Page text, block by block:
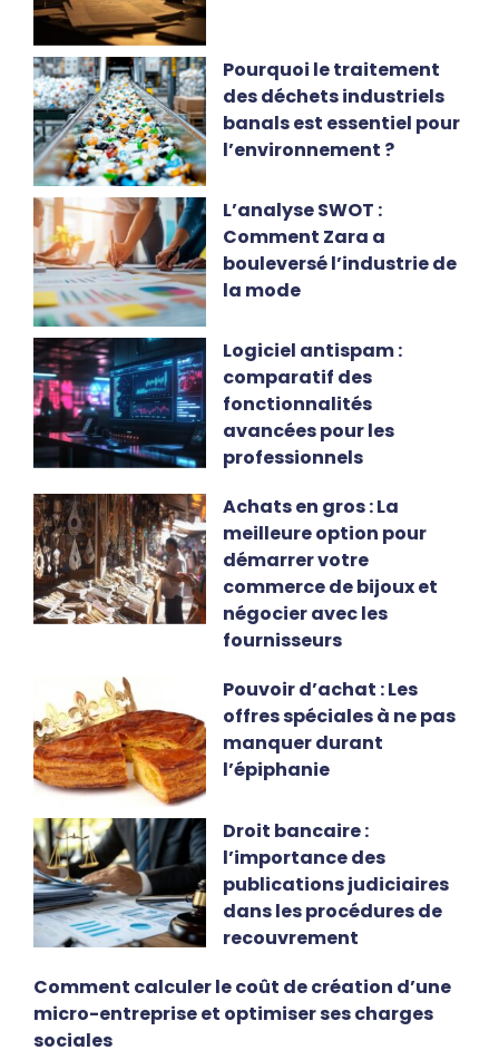
Pourquoi le traitement
des déchets industriels
banals est essentiel pour
l’environnement ?
L’analyse SWOT :
Comment Zara a
bouleversé l’industrie de
la mode
Logiciel antispam :
comparatif des
fonctionnalités
avancées pour les
professionnels
Achats en gros : La
meilleure option pour
démarrer votre
commerce de bijoux et
négocier avec les
fournisseurs
Pouvoir d’achat : Les
offres spéciales à ne pas
manquer durant
l’épiphanie
Droit bancaire :
l’importance des
publications judiciaires
dans les procédures de
recouvrement
Comment calculer le coût de création d’une
micro-entreprise et optimiser ses charges
sociales